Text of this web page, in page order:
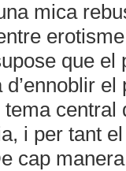
mica
que el
el
central
i per tant
cap